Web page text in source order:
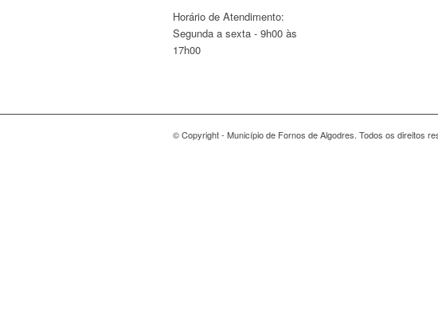
Horário de Atendimento:
Segunda a sexta - 9h00 às
17h00
© Copyright - Município de Fornos de Algodres. Todos os direitos